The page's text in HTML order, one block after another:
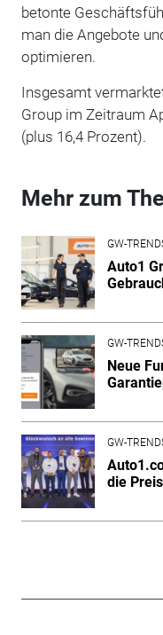
betonte
man die Angebote
optimieren.
Insgesamt
Group im Zeitraum
(plus 16,4 Prozent).
Mehr zum
GW-
Auto1
GW-
Neue
GW-
die